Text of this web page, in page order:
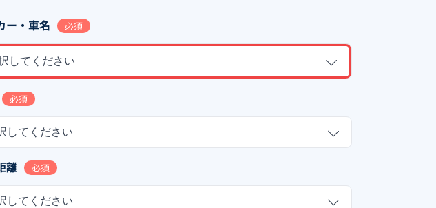
ー・車名 必須
してください
必須
してください
離 必須
してください